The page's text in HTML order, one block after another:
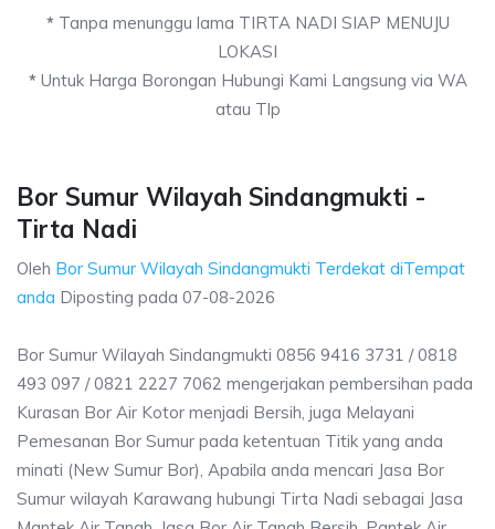
*Tanpa menunggu lama TIRTA NADI SIAP MENUJU
LOKASI
*Untuk Harga Borongan Hubungi Kami Langsung via WA
atau Tlp
Bor Sumur Wilayah Sindangmukti -
Tirta Nadi
Oleh Bor Sumur Wilayah Sindangmukti Terdekat diTempat
anda Diposting pada 07-08-2026
Bor Sumur Wilayah Sindangmukti 0856 9416 3731 / 0818
493 097 / 0821 2227 7062 mengerjakan pembersihan pada
Kurasan Bor Air Kotor menjadi Bersih, juga Melayani
Pemesanan Bor Sumur pada ketentuan Titik yang anda
minati (New Sumur Bor), Apabila anda mencari Jasa Bor
Sumur wilayah Karawang hubungi Tirta Nadi sebagai Jasa